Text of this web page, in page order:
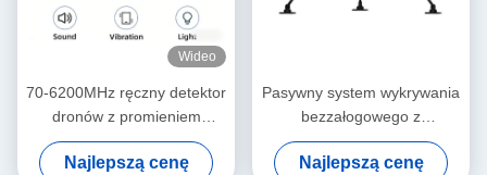
Wideo
70-6200MHz ręczny detektor
dronów z promieniem
wykrywania 1,5 km i 7-
calowym ekranem
Najlepszą cenę
Pasywny system wykrywania
bezzałogowego z
częstotliwością RF ≥5km.
Najlepszą cenę